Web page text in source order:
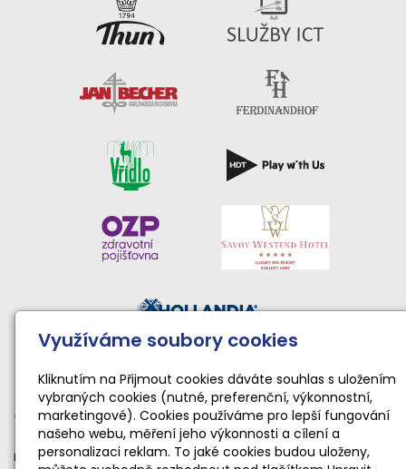
Národní sportovní agentura • Karlovarský kraj • Statutární
město Karlovy Vary
Činnost TopGym Karlovy Vary pro rok 2026 byla podpořena
dotací Národní sportovní agentury ve výši 169 100 Kč
na zabezpečení sportovní, tělovýchovné a organizační funkce
Využíváme soubory cookies
Kliknutím na Přijmout cookies dáváte souhlas s uložením
vybraných cookies (nutné, preferenční, výkonnostní,
marketingové). Cookies používáme pro lepší fungování
našeho webu, měření jeho výkonnosti a cílení a
personalizaci reklam. To jaké cookies budou uloženy,